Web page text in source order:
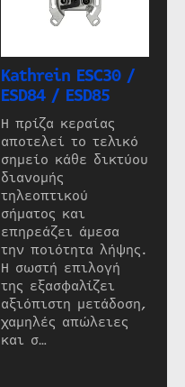
Kathrein ESC30 /
ESD84 / ESD85
Η πρίζα κεραίας
αποτελεί το τελικό
σημείο κάθε δικτύου
διανομής
τηλεοπτικού
σήματος και
επηρεάζει άμεσα
την ποιότητα λήψης.
Η σωστή επιλογή
της εξασφαλίζει
αξιόπιστη μετάδοση,
χαμηλές απώλειες
και σ…